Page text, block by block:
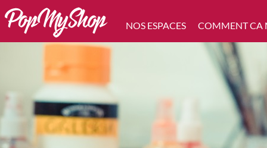
NOS ESPACES COMMENT CA